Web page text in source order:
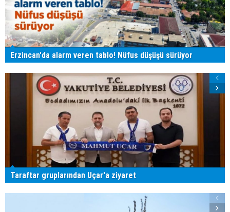
Erzincan'da alarm veren tablo! Nüfus düşüşü sürüyor
Taraftar gruplarından Uçar'a ziyaret